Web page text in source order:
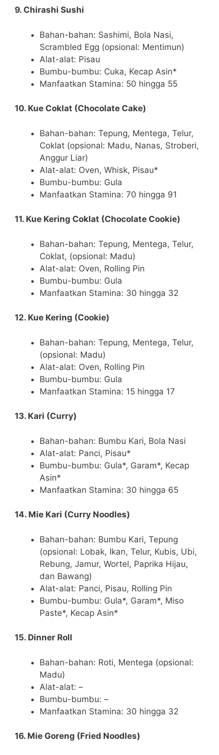
9. Chirashi Sushi
Bahan-bahan: Sashimi, Bola Nasi,
Scrambled Egg (opsional: Mentimun)
Alat-alat: Pisau
Bumbu-bumbu: Cuka, Kecap Asin*
Manfaatkan Stamina: 50 hingga 55
10. Kue Coklat (Chocolate Cake)
Bahan-bahan: Tepung, Mentega, Telur,
Coklat (opsional: Madu, Nanas, Stroberi,
Anggur Liar)
Alat-alat: Oven, Whisk, Pisau*
Bumbu-bumbu: Gula
Manfaatkan Stamina: 70 hingga 91
11. Kue Kering Coklat (Chocolate Cookie)
Bahan-bahan: Tepung, Mentega, Telur,
Coklat, (opsional: Madu)
Alat-alat: Oven, Rolling Pin
Bumbu-bumbu: Gula
Manfaatkan Stamina: 30 hingga 32
12. Kue Kering (Cookie)
Bahan-bahan: Tepung, Mentega, Telur,
(opsional: Madu)
Alat-alat: Oven, Rolling Pin
Bumbu-bumbu: Gula
Manfaatkan Stamina: 15 hingga 17
13. Kari (Curry)
Bahan-bahan: Bumbu Kari, Bola Nasi
Alat-alat: Panci, Pisau*
Bumbu-bumbu: Gula*, Garam*, Kecap
Asin*
Manfaatkan Stamina: 30 hingga 65
14. Mie Kari (Curry Noodles)
Bahan-bahan: Bumbu Kari, Tepung
(opsional: Lobak, Ikan, Telur, Kubis, Ubi,
Rebung, Jamur, Wortel, Paprika Hijau,
dan Bawang)
Alat-alat: Panci, Pisau, Rolling Pin
Bumbu-bumbu: Gula*, Garam*, Miso
Paste*, Kecap Asin*
15. Dinner Roll
Bahan-bahan: Roti, Mentega (opsional:
Madu)
Alat-alat: –
Bumbu-bumbu: –
Manfaatkan Stamina: 30 hingga 32
16. Mie Goreng (Fried Noodles)